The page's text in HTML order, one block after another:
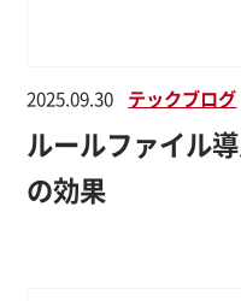
2025.09.30 テックブログ
ルールファイル
の効果